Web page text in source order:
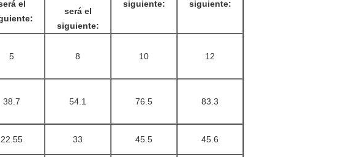
el
será el
siguiente:
siguiente:
siguiente:
5 8 10 12
38.7 54.1 76.5 83.3
22.55 33 45.5 45.6